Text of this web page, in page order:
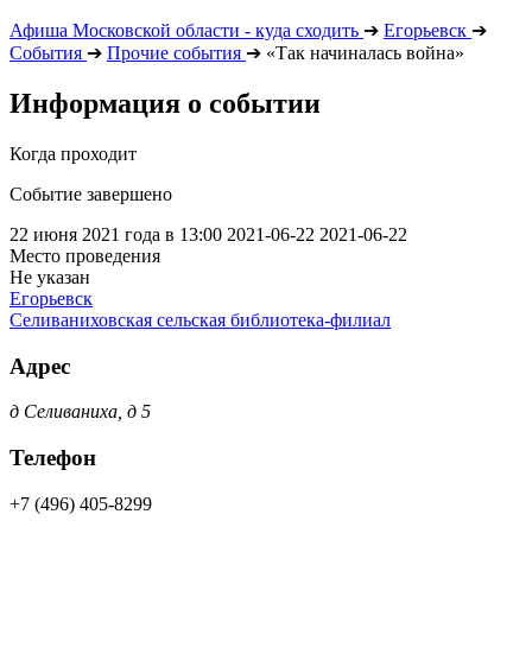
Афиша Московской области - куда сходить ➔ Егорьевск ➔
События ➔ Прочие события ➔ «Так начиналась война»
Информация о событии
Когда проходит
Событие завершено
22 июня 2021 года в 13:00 2021-06-22 2021-06-22
Место проведения
Не указан
Егорьевск
Селиваниховская сельская библиотека-филиал
Адрес
д Селиваниха, д 5
Телефон
+7 (496) 405-8299